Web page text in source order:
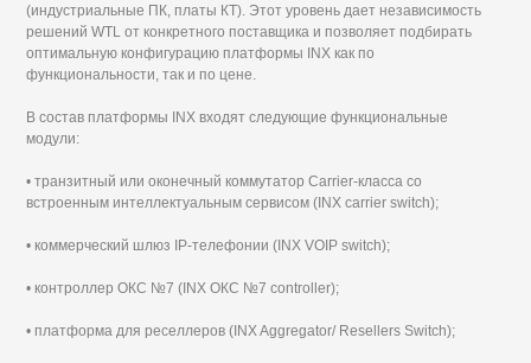
(индустриальные ПК, платы КТ). Этот уровень дает независимость
решений WTL от конкретного поставщика и позволяет подбирать
оптимальную конфигурацию платформы INX как по
функциональности, так и по цене.
В состав платформы INX входят следующие функциональные
модули:
• транзитный или оконечный коммутатор Carrier-класса со
встроенным интеллектуальным сервисом (INX carrier switch);
• коммерческий шлюз IP-телефонии (INX VOIP switch);
• контроллер ОКС №7 (INX ОКС №7 controller);
• платформа для реселлеров (INX Aggregator/ Resellers Switch);